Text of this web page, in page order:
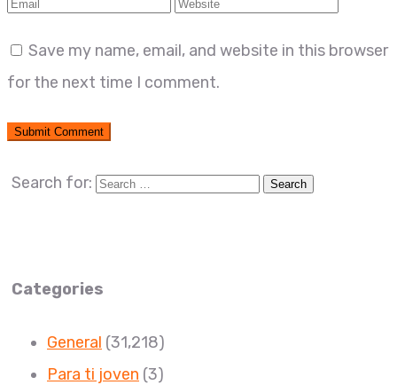
Save my name, email, and website in this browser
for the next time I comment.
Search for:
Categories
General (31,218)
Para ti joven (3)